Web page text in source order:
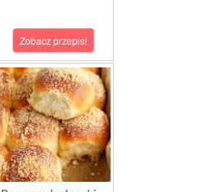
Zobacz przepis!